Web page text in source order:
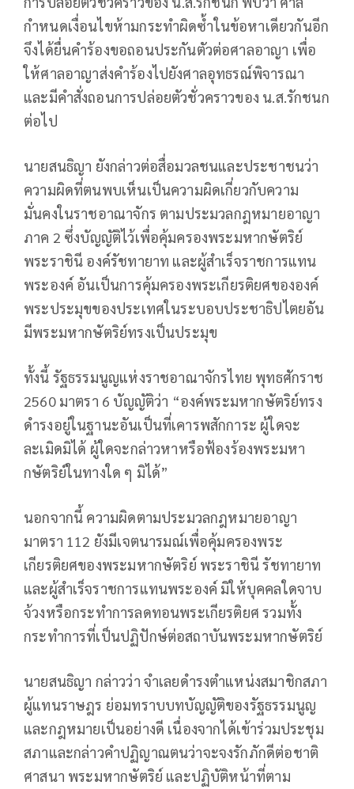
กำหนดเงื่อนไขห้ามกระทำผิดซ้ำในข้อหาเดียวกันอีก
จึงได้ยื่นคำร้องขอถอนประกันตัวต่อศาลอาญา เพื่อ
ให้ศาลอาญาส่งคำร้องไปยังศาลอุทธรณ์พิจารณา
และมีคำสั่งถอนการปล่อยตัวชั่วคราวของ น.ส.รักชนก
ต่อไป
นายสนธิญา ยังกล่าวต่อสื่อมวลชนและประชาชนว่า
ความผิดที่ตนพบเห็นเป็นความผิดเกี่ยวกับความ
มั่นคงในราชอาณาจักร ตามประมวลกฎหมายอาญา
ภาค 2 ซึ่งบัญญัติไว้เพื่อคุ้มครองพระมหากษัตริย์
พระราชินี องค์รัชทายาท และผู้สำเร็จราชการแทน
พระองค์ อันเป็นการคุ้มครองพระเกียรติยศขององค์
พระประมุขของประเทศในระบอบประชาธิปไตยอัน
มีพระมหากษัตริย์ทรงเป็นประมุข
ทั้งนี้ รัฐธรรมนูญแห่งราชอาณาจักรไทย พุทธศักราช
2560 มาตรา 6 บัญญัติว่า “องค์พระมหากษัตริย์ทรง
ดำรงอยู่ในฐานะอันเป็นที่เคารพสักการะ ผู้ใดจะ
ละเมิดมิได้ ผู้ใดจะกล่าวหาหรือฟ้องร้องพระมหา
กษัตริย์ในทางใด ๆ มิได้”
นอกจากนี้ ความผิดตามประมวลกฎหมายอาญา
มาตรา 112 ยังมีเจตนารมณ์เพื่อคุ้มครองพระ
เกียรติยศของพระมหากษัตริย์ พระราชินี รัชทายาท
และผู้สำเร็จราชการแทนพระองค์ มิให้บุคคลใดจาบ
จ้วงหรือกระทำการลดทอนพระเกียรติยศ รวมทั้ง
กระทำการที่เป็นปฏิปักษ์ต่อสถาบันพระมหากษัตริย์
นายสนธิญา กล่าวว่า จำเลยดำรงตำแหน่งสมาชิกสภา
ผู้แทนราษฎร ย่อมทราบบทบัญญัติของรัฐธรรมนูญ
และกฎหมายเป็นอย่างดี เนื่องจากได้เข้าร่วมประชุม
สภาและกล่าวคำปฏิญาณตนว่าจะจงรักภักดีต่อชาติ
ศาสนา พระมหากษัตริย์ และปฏิบัติหน้าที่ตาม